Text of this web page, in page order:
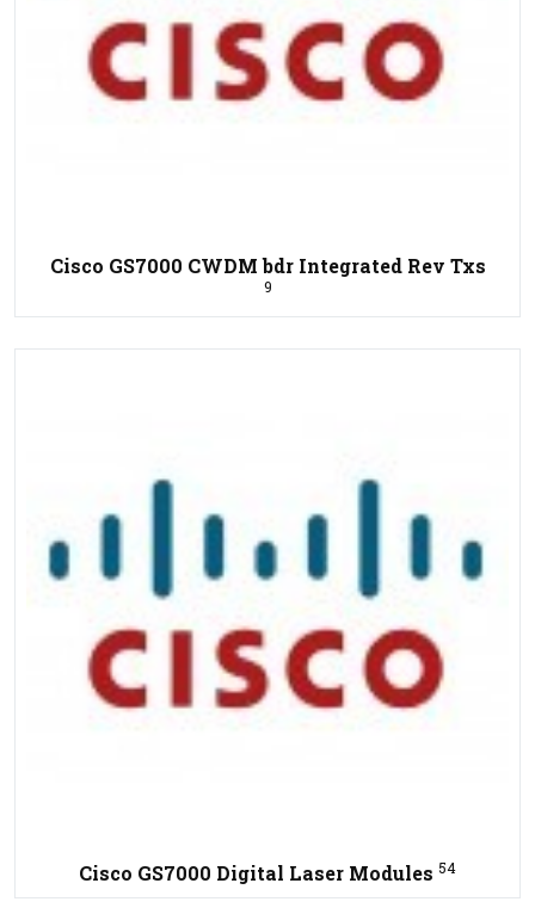
Cisco GS7000 CWDM bdr Integrated Rev Txs
9
Cisco GS7000 Digital Laser Modules 54